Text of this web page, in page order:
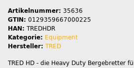
Artikelnummer: 35636
GTIN: 0129359667000225
HAN: TREDHDR
Kategorie: Equipment
Hersteller: TRED
TRED HD - die Heavy Duty Bergebretter